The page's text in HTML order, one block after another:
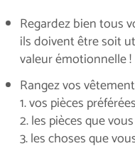
Regardez bien tous
ils doivent être soit
valeur émotionnelle !
Rangez vos
1. vos pièces
2. les pièces que
3. les choses que